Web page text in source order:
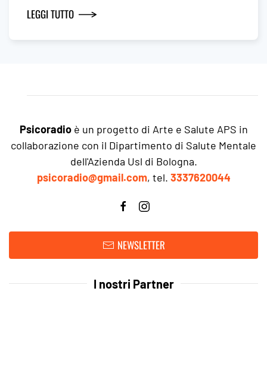
LEGGI TUTTO
Psicoradioè un progetto di Arte e Salute APS in
collaborazione con il Dipartimento di Salute Mentale
dell'Azienda Usl di Bologna.
psicoradio@gmail.com, tel. 3337620044
NEWSLETTER
I nostri Partner